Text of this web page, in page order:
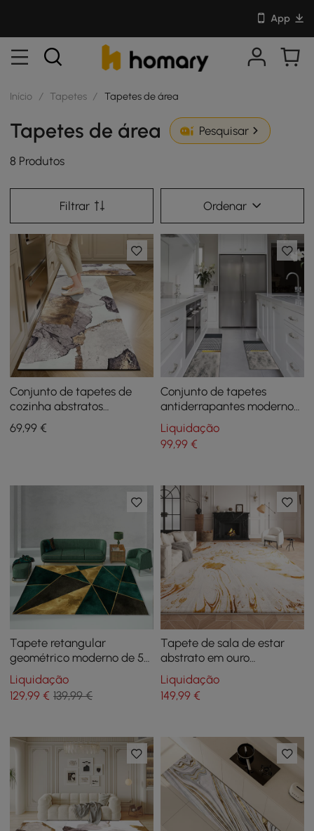
App
Início / Tapetes / Tapetes de área
Tapetes de área Pesquisar
8 Produtos
Filtrar Ordenar
Conjunto de tapetes de
cozinha abstratos
antiderrapantes e
dourados modernos de 2
69,99 €
Conjunto de tapetes
antiderrapantes modernos
com gradiente geométrico
dourado de 2 peças
Liquidação
99,99€
Tapete retangular
geométrico moderno de 5
pés x 7 pés verde, preto e
dourado, sala de estar e
quarto
Liquidação
129,99 € 139,99 €
Tapete de sala de estar
abstrato em ouro
gradiente, lavável à
máquina, antiderrapante,
impermeável
Liquidação
149,99€